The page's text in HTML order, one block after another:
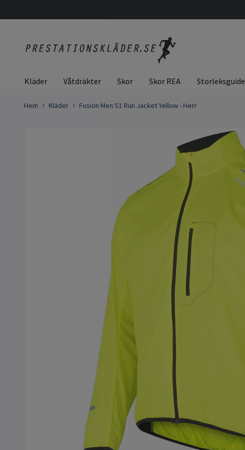
Kläder Våtdräkter Skor Skor REA Storleksguide
Hem Kläder Fusion Men S1 Run Jacket Yellow - Herr